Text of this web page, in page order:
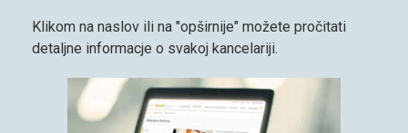
Klikom na naslov ili na "opširnije" možete pročitati
detaljne informacje o svakoj kancelariji.